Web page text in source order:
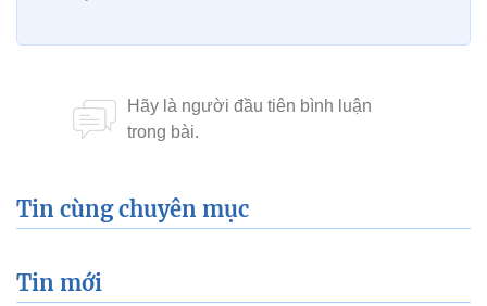
Tin cùng chuyên mục
Tin mới